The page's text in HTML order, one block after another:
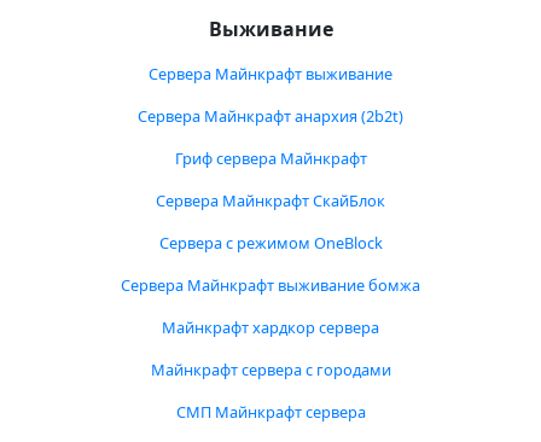
Выживание
Сервера Майнкрафт выживание
Сервера Майнкрафт анархия (2b2t)
Гриф сервера Майнкрафт
Сервера Майнкрафт СкайБлок
Сервера с режимом OneBlock
Сервера Майнкрафт выживание бомжа
Майнкрафт хардкор сервера
Майнкрафт сервера с городами
СМП Майнкрафт сервера